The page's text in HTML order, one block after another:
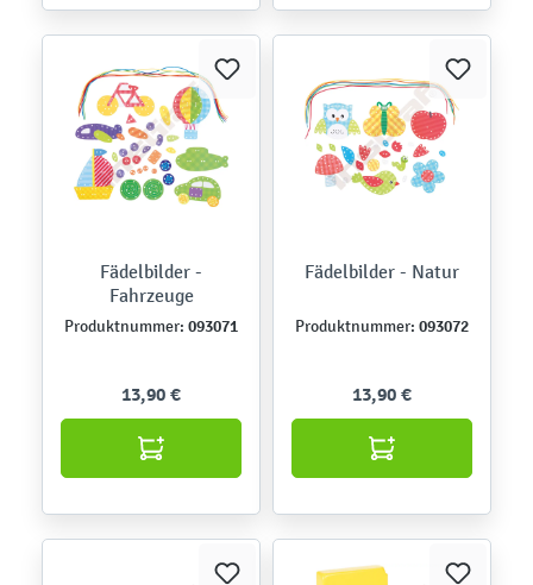
Fädelbilder -
Fahrzeuge
Produktnummer: 093071
13,90 €
Fädelbilder - Natur
Produktnummer: 093072
13,90 €